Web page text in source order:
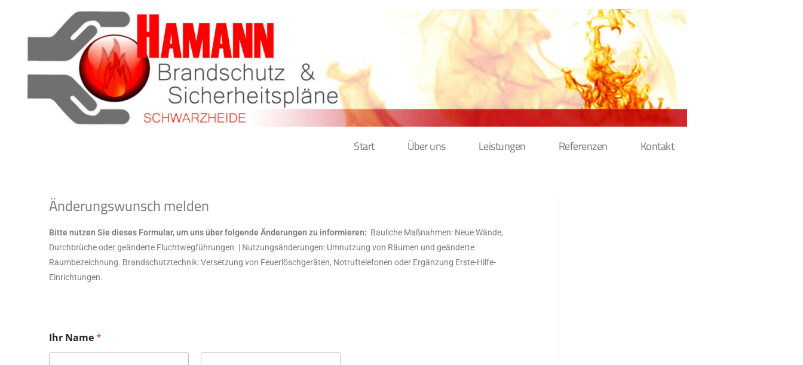
Start Über uns Leistungen Referenzen Kontakt
Änderungswunsch melden
Bitte nutzen Sie dieses Formular, um uns über folgende Änderungen zu informieren: Bauliche Maßnahmen: Neue Wände,
Durchbrüche oder geänderte Fluchtwegführungen. | Nutzungsänderungen: Umnutzung von Räumen und geänderte
Raumbezeichnung. Brandschutztechnik: Versetzung von Feuerlöschgeräten, Notruftelefonen oder Ergänzung Erste-Hilfe-
Einrichtungen.
Ihr Name*